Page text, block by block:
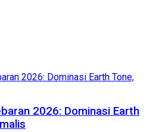
2026: Dominasi Earth